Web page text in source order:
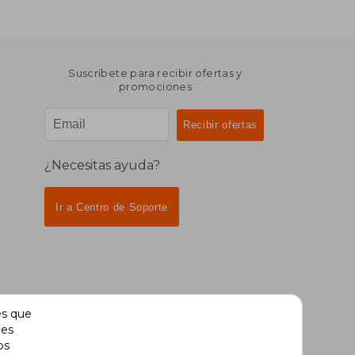
Suscríbete para recibir ofertas y
promociones
¿Necesitas ayuda?
Ir a Centro de Soporte
que